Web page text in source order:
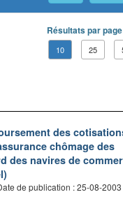
Résultats par page
10 25
des
chômage des
des navires de
de publication : 25-08-2003